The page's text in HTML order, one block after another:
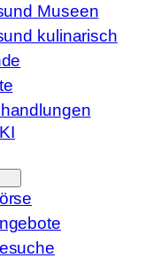
Museen
kulinarisch